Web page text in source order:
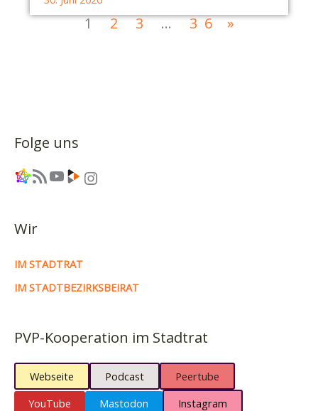
1 2 3 … 36 »
Folge uns
Link RSS-Feed YouTube Link Instagram
Wir
IM STADTRAT
IM STADTBEZIRKSBEIRAT
PVP-Kooperation im Stadtrat
Webseite Podcast
Peertube
YouTube
Mastodon
Instagram